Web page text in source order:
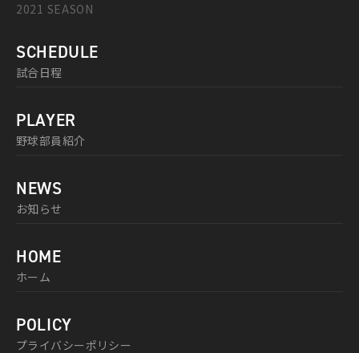
2021 SEASON
SCHEDULE
試合日程
PLAYER
野球部員紹介
NEWS
お知らせ
HOME
ホーム
POLICY
プライバシーポリシー